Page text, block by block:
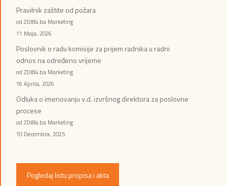
Pravilnik zaštite od požara
od ZOI84.ba Marketing
11 Maja, 2026
Poslovnik o radu komisije za prijem radnika u radni
odnos na određeno vrijeme
od ZOI84.ba Marketing
16 Aprila, 2026
Odluka o imenovanju v.d. izvršnog direktora za poslovne
procese
od ZOI84.ba Marketing
10 Decembra, 2025
Pogledaj listu propisa i akta